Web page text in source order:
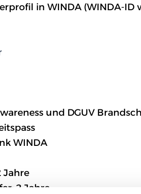
in WINDA (WINDA-ID
und DGUV
WINDA
Jahre
2 Jahre